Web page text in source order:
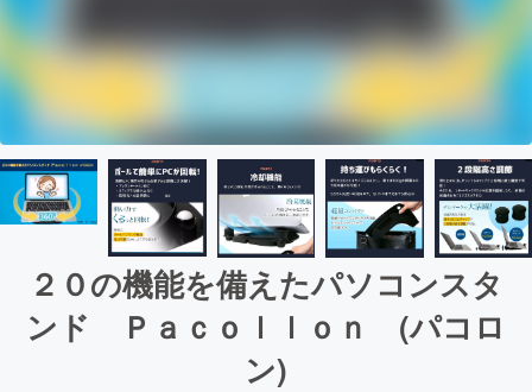
２０の機能を備えたパソコンスタ
ンド Ｐａｃｏｌｌｏｎ (パコロ
ン)